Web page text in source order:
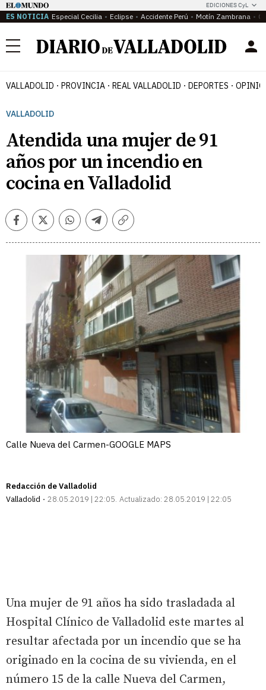
EDICIONES CyL
ES NOTICIA Especial Cecilia Eclipse Accidente Perú Motín Zambrana
Menú
VALLADOLID PROVINCIA REAL VALLADOLID DEPORTES
VALLADOLID
Atendida una mujer de 91
años por un incendio en
cocina en Valladolid
FacebookTwitterWhatsappTelegramCopiar
Calle Nueva del Carmen-GOOGLE MAPS
Redacción de Valladolid
Valladolid
28.05.2019 | 22:05 Actualizado: 28.05.2019 | 22:05
Una mujer de 91 años ha sido trasladada al
Hospital Clínico de Valladolid este martes al
resultar afectada por un incendio que se ha
originado en la cocina de su vivienda, en el
número 15 de la calle Nueva del Carmen,